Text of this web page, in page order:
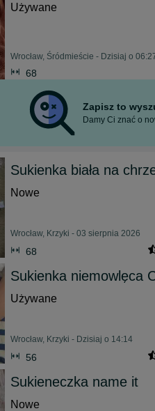
Używane
Wrocław, Śródmieście - Dzisiaj o
68
Zapisz to
Damy Ci znać o
Sukienka biała na
Nowe
Wrocław, Krzyki - 03 sierpnia 2026
68
Sukienka niemowlęca
Używane
Wrocław, Krzyki - Dzisiaj o 14:14
56
Sukieneczka name it
Nowe